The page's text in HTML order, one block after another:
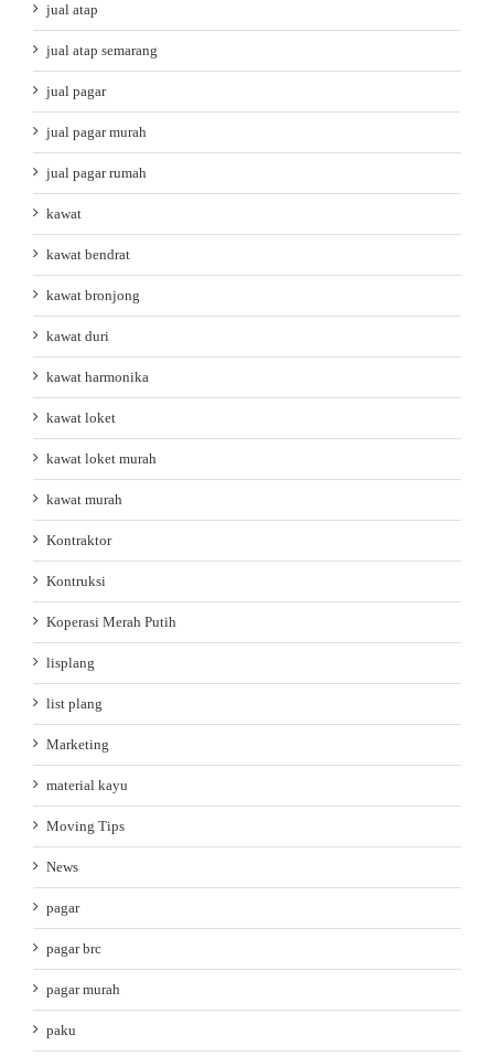
jual atap
jual atap semarang
jual pagar
jual pagar murah
jual pagar rumah
kawat
kawat bendrat
kawat bronjong
kawat duri
kawat harmonika
kawat loket
kawat loket murah
kawat murah
Kontraktor
Kontruksi
Koperasi Merah Putih
lisplang
list plang
Marketing
material kayu
Moving Tips
News
pagar
pagar brc
pagar murah
paku